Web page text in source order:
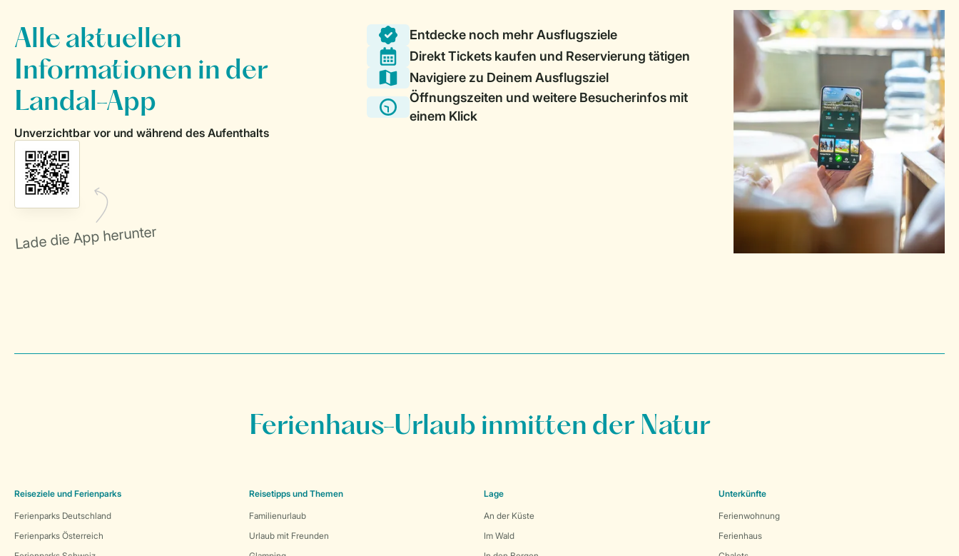
Ferienhaus-Urlaub inmitten der Natur
Reiseziele und Ferienparks
Ferienparks Deutschland
Ferienparks Österreich
Reisetipps und Themen
Familienurlaub
Urlaub mit Freunden
Lage
An der Küste
Im Wald
Unterkünfte
Ferienwohnung
Ferienhaus